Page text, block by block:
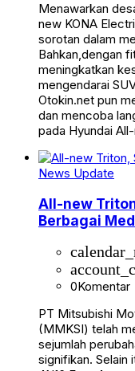
Menawarkan
new KONA
sorotan dalam
Bahkan,dengan
meningkatkan
mengendarai
Otokin.net pun
dan mencoba
pada Hyundai
News Update
All-new
Berbagai
0Komentar
PT Mitsubishi
(MMKSI) telah
sejumlah
signifikan. Selain